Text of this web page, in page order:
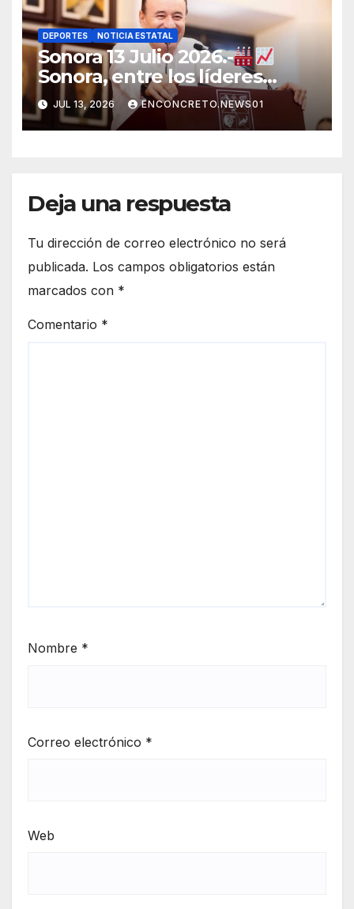
DEPORTES NOTICIA ESTATAL
Sonora 13 Julio 2026.-
Sonora, entre los líderes
nacionales en crecimiento
manufacturero durante 2026
JUL 13, 2026 ENCONCRETO.NEWS01
Deja una respuesta
Tu dirección de correo electrónico no será
publicada. Los campos obligatorios están
marcados con *
Comentario *
Nombre *
Correo electrónico *
Web